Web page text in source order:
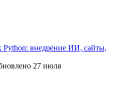
Python: внедрение ИИ, сайты,
27 июля